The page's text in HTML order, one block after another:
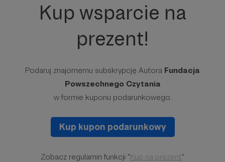
Kup wsparcie na
prezent!
Podaruj znajomemu subskrypcję Autora Fundacja
Powszechnego Czytania
w formie kuponu podarunkowego.
Kup kupon podarunkowy
Zobacz regulamin funkcji "Kup na prezent"